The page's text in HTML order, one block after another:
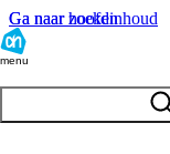
Ga naar hoofdinhoud
Ga naar zoeken
menu